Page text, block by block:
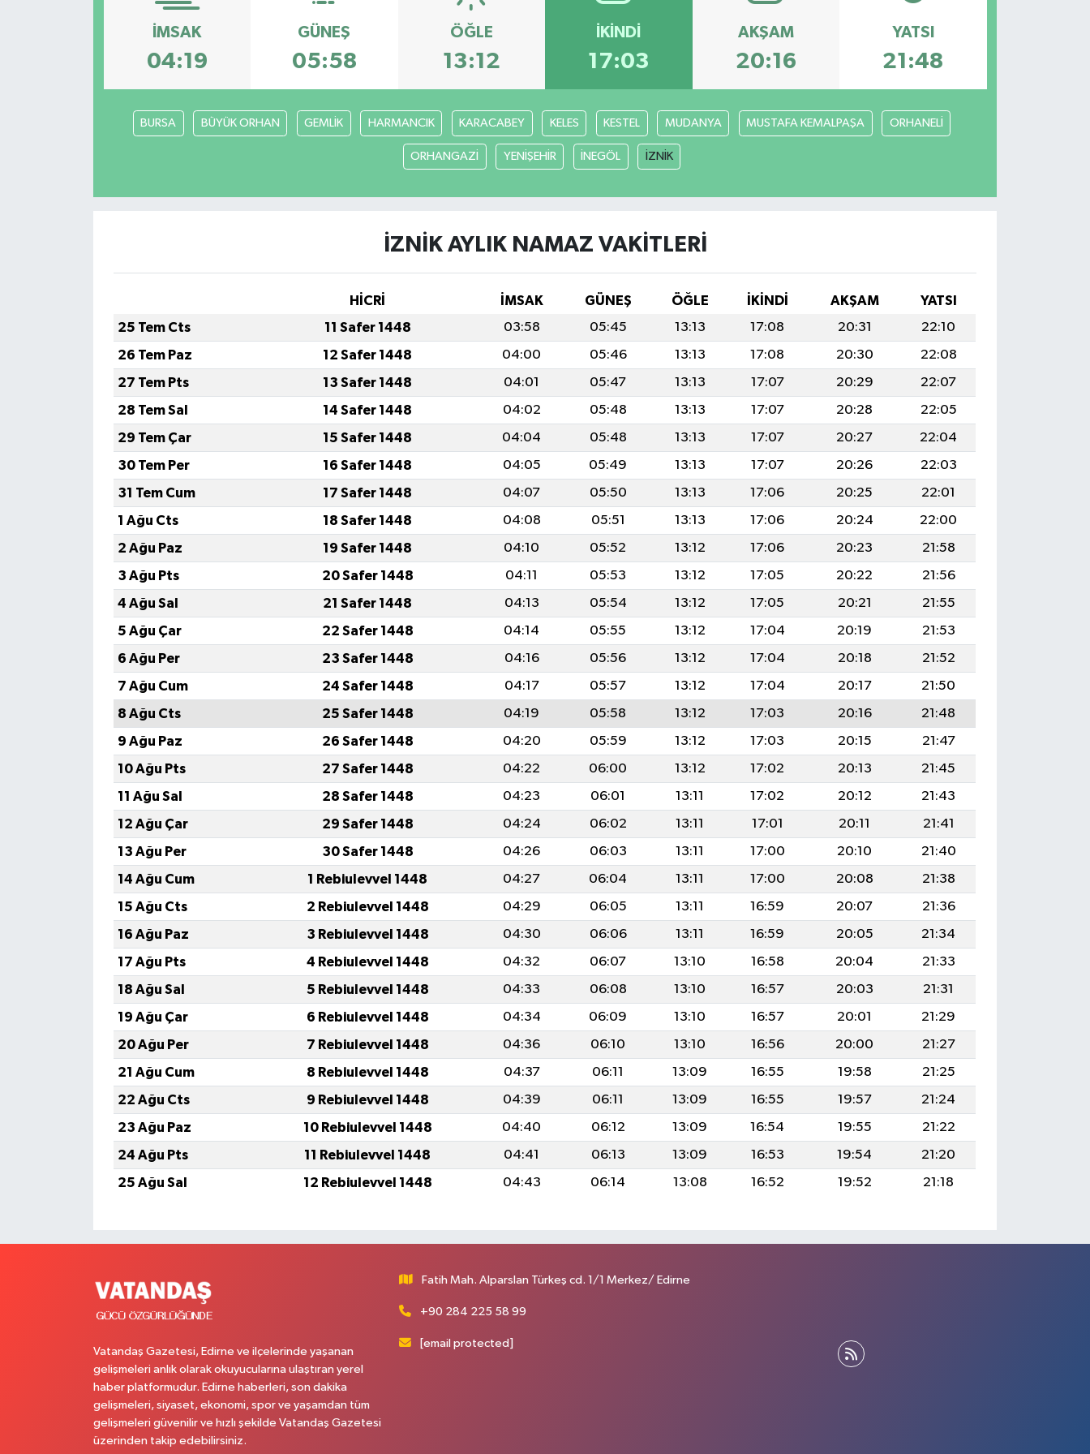
İMSAK
04:19
GÜNEŞ
05:58
ÖĞLE
13:12
İKINDI
17:03
AKŞAM
20:16
YATSI
21:48
BURSA BÜYÜK ORHAN GEMLİK HARMANCIK KARACABEY KELES KESTEL MUDANYA MUSTAFA KEMALPAŞA ORHANELİ
ORHANGAZİ YENİŞEHİR İNEGÖL İZNİK
İZNİK AYLIK NAMAZ VAKITLERI
HİCRİ İMSAK GÜNEŞ ÖĞLE İKINDI AKŞAM
YATSI
25 Tem Cts
11 Safer 1448 03:58 05:45 13:13 17:08 20:31
22:10
26 Tem Paz
12 Safer 1448 04:00 05:46 13:13 17:08 20:30
22:08
27 Tem Pts
13 Safer 1448 04:01 05:47 13:13 17:07 20:29
22:07
28 Tem Sal
14 Safer 1448 04:02 05:48 13:13 17:07 20:28
22:05
29 Tem Çar
15 Safer 1448 04:04 05:48 13:13 17:07 20:27
22:04
30 Tem Per
16 Safer 1448 04:05 05:49 13:13 17:07 20:26
22:03
31 Tem Cum
17 Safer 1448 04:07 05:50 13:13 17:06 20:25
22:01
1 Ağu Cts
18 Safer 1448 04:08 05:51 13:13 17:06 20:24
22:00
2 Ağu Paz
19 Safer 1448 04:10 05:52 13:12 17:06 20:23
21:58
3 Ağu Pts
20 Safer 1448 04:11 05:53 13:12 17:05 20:22
21:56
4 Ağu Sal
21 Safer 1448 04:13 05:54 13:12 17:05 20:21
21:55
5 Ağu Çar
22 Safer 1448 04:14 05:55 13:12 17:04 20:19
21:53
6 Ağu Per
23 Safer 1448 04:16 05:56 13:12 17:04 20:18
21:52
7 Ağu Cum
24 Safer 1448 04:17 05:57 13:12 17:04 20:17
21:50
8 Ağu Cts
25 Safer 1448 04:19 05:58 13:12 17:03 20:16
21:48
9 Ağu Paz
26 Safer 1448 04:20 05:59 13:12 17:03 20:15
21:47
10 Ağu Pts
27 Safer 1448 04:22 06:00 13:12 17:02 20:13
21:45
11 Ağu Sal
28 Safer 1448 04:23 06:01 13:11 17:02 20:12
21:43
12 Ağu Çar
29 Safer 1448 04:24 06:02 13:11 17:01 20:11
21:41
13 Ağu Per
30 Safer 1448 04:26 06:03 13:11 17:00 20:10
21:40
14 Ağu Cum
1 Rebiulevvel 1448 04:27 06:04 13:11 17:00 20:08
21:38
15 Ağu Cts
2 Rebiulevvel 1448 04:29 06:05 13:11 16:59 20:07
21:36
16 Ağu Paz
3 Rebiulevvel 1448 04:30 06:06 13:11 16:59 20:05
21:34
17 Ağu Pts
4 Rebiulevvel 1448 04:32 06:07 13:10 16:58 20:04
21:33
18 Ağu Sal
5 Rebiulevvel 1448 04:33 06:08 13:10 16:57 20:03
21:31
19 Ağu Çar
6 Rebiulevvel 1448 04:34 06:09 13:10 16:57 20:01
21:29
20 Ağu Per
7 Rebiulevvel 1448 04:36 06:10 13:10 16:56 20:00
21:27
21 Ağu Cum
8 Rebiulevvel 1448 04:37 06:11 13:09 16:55 19:58
21:25
22 Ağu Cts
9 Rebiulevvel 1448 04:39 06:11 13:09 16:55 19:57
21:24
23 Ağu Paz
10 Rebiulevvel 1448 04:40 06:12 13:09 16:54 19:55
21:22
24 Ağu Pts
11 Rebiulevvel 1448 04:41 06:13 13:09 16:53 19:54
21:20
25 Ağu Sal
12 Rebiulevvel 1448 04:43 06:14 13:08 16:52 19:52 21:18
Vatandaş Gazetesi, Edirne ve ilçelerinde yaşanan
gelişmeleri anlık olarak okuyucularına ulaştıran yerel
haber platformudur. Edirne haberleri, son dakika
gelişmeleri, siyaset, ekonomi, spor ve yaşamdan tüm
gelişmeleri güvenilir ve hızlı şekilde Vatandaş Gazetesi
üzerinden takip edebilirsiniz.
Fatih Mah. Alparslan Türkeş cd. 1/1 Merkez/ Edirne
+90 284 225 58 99
[email protected]